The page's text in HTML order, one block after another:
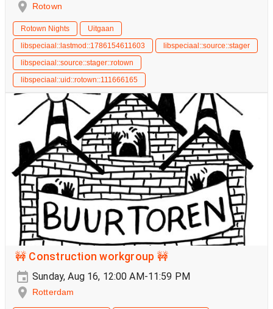
Rotown
Rotown Nights
Uitgaan
libspeciaal::lastmod::1786154611603
libspeciaal::source::stager
libspeciaal::source::stager::rotown
libspeciaal::uid::rotown::111666165
🚧 Construction workgroup 🚧
Sunday, Aug 16, 12:00 AM-11:59 PM
Rotterdam